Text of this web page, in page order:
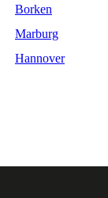
Borken
Marburg
Hannover